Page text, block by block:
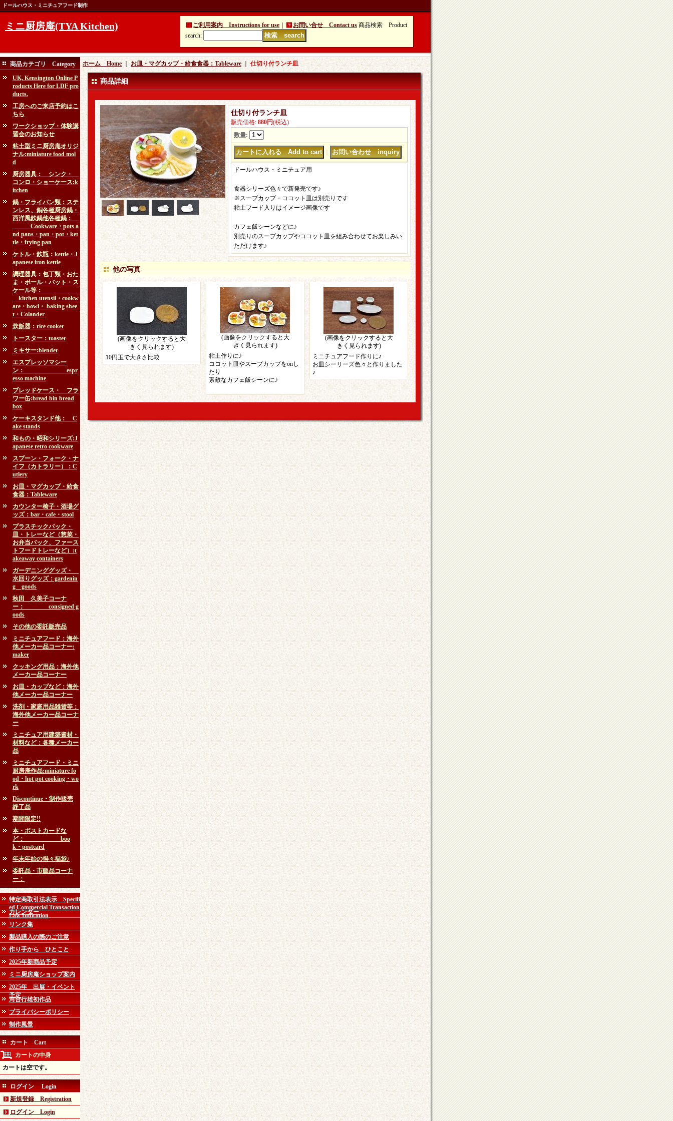
ドールハウス・ミニチュアフード制作
ミニ厨房庵(TYA Kitchen) ご利用案内 Instructions for use お問い合せ Contact us 商品検索 Product
search:
商品カテゴリ Category
UK, Kensington Online P
roducts Here for LDF pro
ducts.
工房へのご来店予約はこ
ちら
ワークショップ・体験講
習会のお知らせ
粘土型ミニ厨房庵オリジ
ナル:miniature food mol
d
厨房器具： シンク・
コンロ・ショーケース:k
itchen
鍋・フライパン類：ステ
ンレス、銅各種厨房鍋・
西洋風鉄鍋他各種鍋：
Cookware・pots a
nd pans・pan・pot・ket
tle・frying pan
ケトル・鉄瓶：kettle・J
apanese iron kettle
調理器具：包丁類・おた
ま・ボール・バット・ス
ケール等：
kitchen utensil・cookw
are・bowl・ baking shee
t・Colander
炊飯器：rice cooker
トースター：toaster
ミキサー:blender
エスプレッソマシー
ン： espr
esso machine
ブレッドケース・ フラ
ワー缶:bread bin bread
box
ケーキスタンド他： C
ake stands
和もの・昭和シリーズ:J
apanese retro cookware
スプーン・フォーク・ナ
イフ（カトラリー）：C
utlery
お皿・マグカップ・給食
食器：Tableware
カウンター椅子・酒場グ
ッズ：bar・cafe・stool
プラスチックパック・
皿・トレーなど（惣菜・
お弁当パック、ファース
トフードトレーなど）:t
akeaway containers
ガーデニンググッズ・
水回りグッズ：gardenin
g goods
秋田 久美子コーナ
ー： consigned g
oods
その他の委託販売品
ミニチュアフード：海外
他メーカー品コーナー:
maker
クッキング用品：海外他
メーカー品コーナー
お皿・カップなど：海外
他メーカー品コーナー
洗剤・家庭用品雑貨等：
海外他メーカー品コーナ
ー
ミニチュア用建築資材・
材料など：各種メーカー
品
ミニチュアフード・ミニ
厨房庵作品:miniature fo
od・hot pot cooking・wo
rk
Discontinue・制作販売
終了品
期間限定!!
本・ポストカードな
ど： boo
k・postcard
年末年始の得々福袋♪
委託品・市販品コーナ
ー：
特定商取引法表示 Specifi
ed Commercial Transaction
Law Indication
カレンダー
リンク集
製品購入の際のご注意
作り手から ひとこと
2025年新商品予定
ミニ厨房庵ショップ案内
2025年 出展・イベント
予定
河合行雄初作品
プライバシーポリシー
制作風景
カート Cart
カートの中身
カートは空です。
ログイン Login
新規登録 Registration
ログイン Login
ホーム Home お皿・マグカップ・給食食器：Tableware ｜ 仕切り付ランチ皿
商品詳細
仕切り付ランチ皿
販売価格: 880円(税込)
数量:
ドールハウス・ミニチュア用
食器シリーズ色々で新発売です♪
※スープカップ・ココット皿は別売りです
粘土フード入りはイメージ画像です
カフェ飯シーンなどに♪
別売りのスープカップやココット皿を組み合わせてお楽しみい
ただけます♪
他の写真
(画像をクリックすると大
きく見られます)
10円玉で大きさ比較
(画像をクリックすると大
きく見られます)
粘土作りに♪
ココット皿やスープカップをonし
たり
素敵なカフェ飯シーンに♪
(画像をクリックすると大
きく見られます)
ミニチュアフード作りに♪
お皿シーリーズ色々と作りました
♪